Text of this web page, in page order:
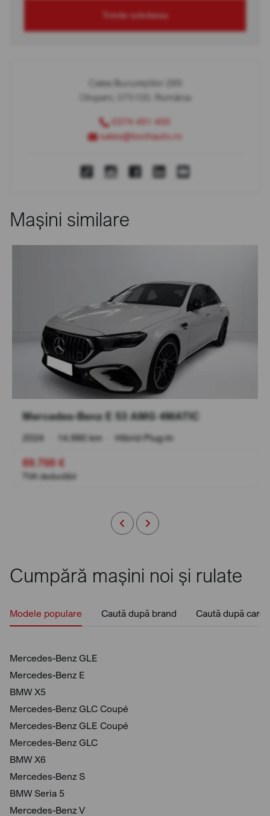
Trimite solicitarea
Calea Bucureștilor 289
Otopeni, 075100, România
0374 451 400
sales@bcchauto.ro
Mașini similare
Mercedes-Benz E 53 AMG 4MATIC
2024 14.990 km Hibrid Plug-In
89.700 €
TVA deductibil
Cumpără mașini noi și rulate
Modele populare Caută după brand Caută după
Mercedes-Benz GLE
Mercedes-Benz E
BMW X5
Mercedes-Benz GLC Coupé
Mercedes-Benz GLE Coupé
Mercedes-Benz GLC
BMW X6
Mercedes-Benz S
BMW Seria 5
Mercedes-Benz V